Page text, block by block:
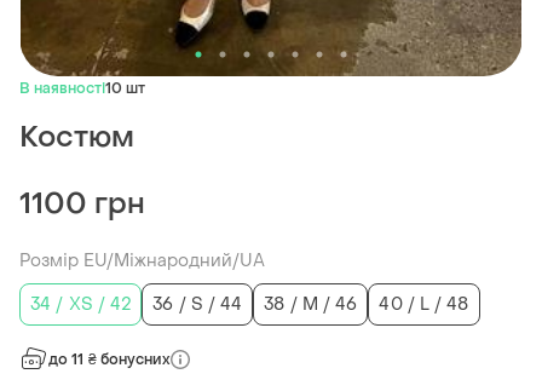
В наявності10 шт
Костюм
1100 грн
Розмір EU/Міжнародний/UA
34 / XS / 42
36 / S / 44 38 / M / 46 40 / L / 48
до 11 ₴ бонусних